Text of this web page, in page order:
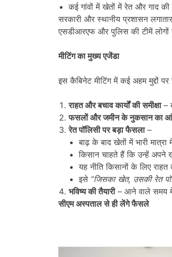
कई गांवों में खेतों में रेत और गाद की
सरकारी और स्थानीय प्रशासन
एसडीआरएफ और पुलिस की टीमें लोगों
मीटिंग का मुख्य एजेंडा
इस कैबिनेट मीटिंग में कई अहम मुद्दों
राहत और बचाव कार्यों की समीक्षा–
फसलों और जमीन के नुकसान का
रेत पॉलिसी पर बड़ा फैसला–
बाढ़ के बाद खेतों में भारी
किसान चाहते हैं कि उन्हें अपने
यह नीति किसानों के लिए
इसे “जिसका खेत, उसकी रेत
भविष्य की तैयारी– आने वाले समय में
सीएम अस्पताल से ही लेंगे फैसले